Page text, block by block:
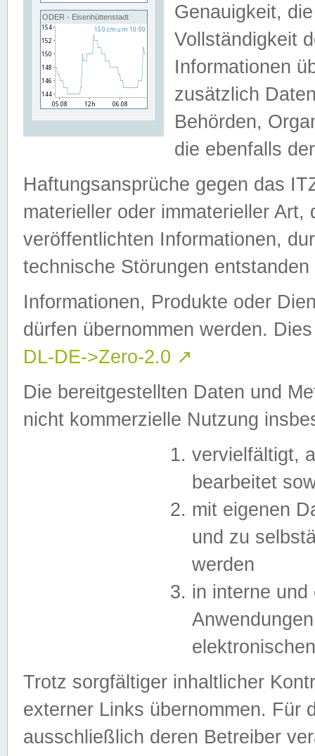
ODER - Eisenhüttenstadt
Genauigkeit,
Vollständigkeit
Informationen
zusätzlich
Behörden,
die ebenfalls
Haftungsansprüche gegen das
materieller oder immaterieller
veröffentlichten Informationen,
technische Störungen
Informationen, Produkte oder
dürfen übernommen werden.
DL-DE->Zero-2.0 ↗
Die bereitgestellten Daten und
nicht kommerzielle Nutzung
vervielfältigt,
bearbeitet
mit eigenen
und zu
werden
in interne
Trotz sorgfältiger inhaltlicher
externer Links übernommen. Für
ausschließlich deren Betreiber